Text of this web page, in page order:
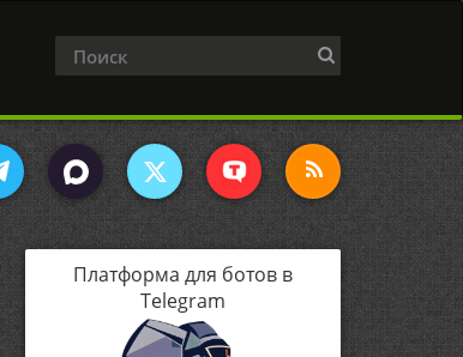
Платформа для ботов в
Telegram